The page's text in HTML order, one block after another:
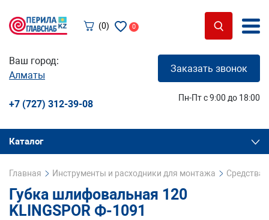
(0) 0
Ваш город:
Алматы
Заказать звонок
+7 (727) 312-39-08
Пн-Пт с 9:00 до 18:00
Каталог
Главная Инструменты и расходники для монтажа Средства
Губка шлифовальная 120
KLINGSPOR Ф-1091